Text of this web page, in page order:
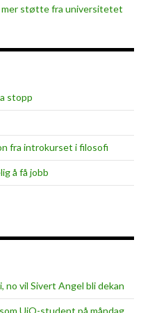
støtte fra universitetet
stopp
fra introkurset i filosofi
å få jobb
no vil Sivert Angel bli dekan
UiO-student på måndag